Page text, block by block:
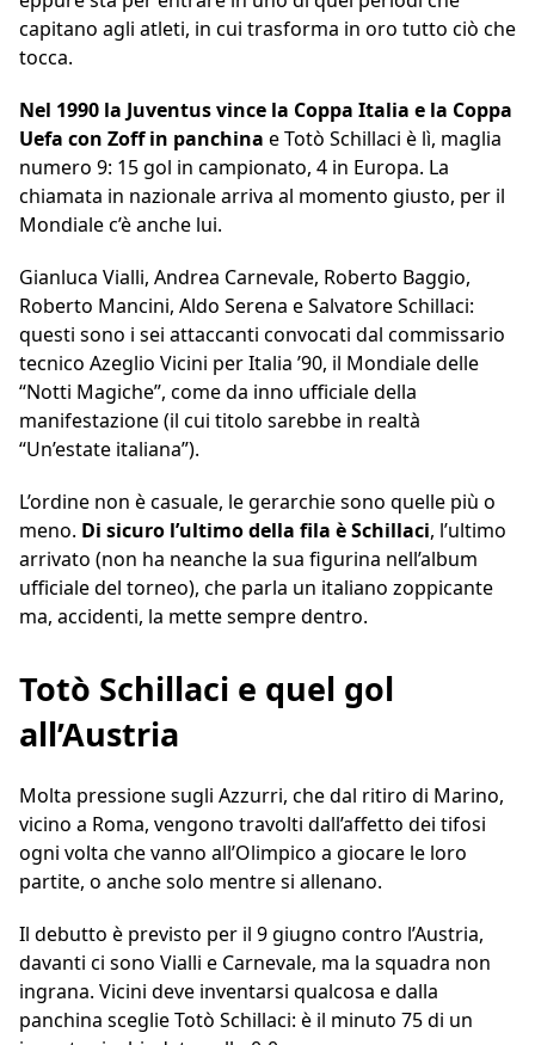
capitano agli atleti, in cui trasforma in oro tutto ciò che
tocca.
Nel 1990 la Juventus vince la Coppa Italia e la Coppa
Uefa con Zoff in panchina e Totò Schillaci è lì, maglia
numero 9: 15 gol in campionato, 4 in Europa. La
chiamata in nazionale arriva al momento giusto, per il
Mondiale c’è anche lui.
Gianluca Vialli, Andrea Carnevale, Roberto Baggio,
Roberto Mancini, Aldo Serena e Salvatore Schillaci:
questi sono i sei attaccanti convocati dal commissario
tecnico Azeglio Vicini per Italia ’90, il Mondiale delle
“Notti Magiche”, come da inno ufficiale della
manifestazione (il cui titolo sarebbe in realtà
“Un’estate italiana”).
L’ordine non è casuale, le gerarchie sono quelle più o
meno. Di sicuro l’ultimo della fila è Schillaci, l’ultimo
arrivato (non ha neanche la sua figurina nell’album
ufficiale del torneo), che parla un italiano zoppicante
ma, accidenti, la mette sempre dentro.
Totò Schillaci e quel gol
all’Austria
Molta pressione sugli Azzurri, che dal ritiro di Marino,
vicino a Roma, vengono travolti dall’affetto dei tifosi
ogni volta che vanno all’Olimpico a giocare le loro
partite, o anche solo mentre si allenano.
Il debutto è previsto per il 9 giugno contro l’Austria,
davanti ci sono Vialli e Carnevale, ma la squadra non
ingrana. Vicini deve inventarsi qualcosa e dalla
panchina sceglie Totò Schillaci: è il minuto 75 di un